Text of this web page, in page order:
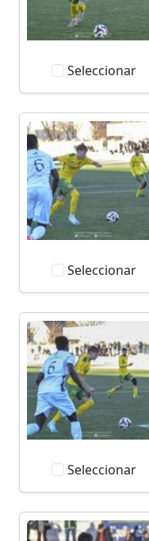
Seleccionar
Seleccionar
Seleccionar